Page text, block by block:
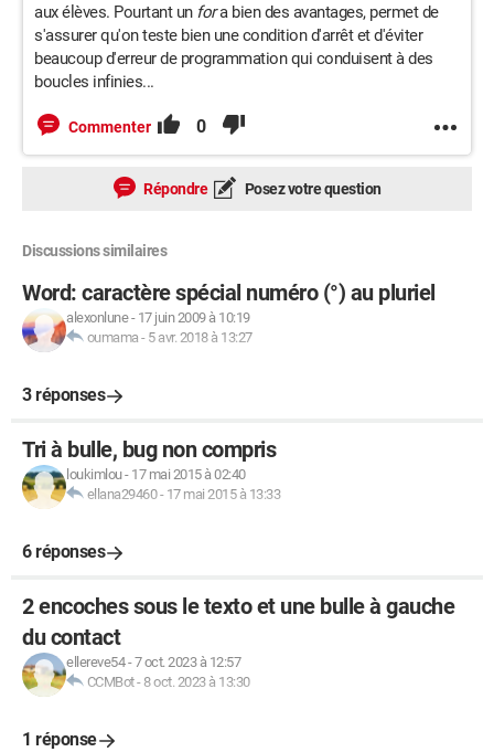
aux élèves. Pourtant un fora bien des avantages, permet de
s'assurer qu'on teste bien une condition d'arrêt et d'éviter
beaucoup d'erreur de programmation qui conduisent à des
boucles infinies...
Commenter 0
Répondre Posez votre question
Discussions similaires
Word: caractère spécial numéro (°) au pluriel
alexonlune- 17 juin 2009 à 10:19
oumama - 5 avr. 2018 à 13:27
3 réponses
Tri à bulle, bug non compris
loukimlou- 17 mai 2015 à 02:40
ellana29460- 17 mai 2015 à 13:33
6 réponses
2 encoches sous le texto et une bulle à gauche
du contact
ellereve54-7 oct. 2023 à 12:57
CCMBot- 8 oct. 2023 à 13:30
1 réponse